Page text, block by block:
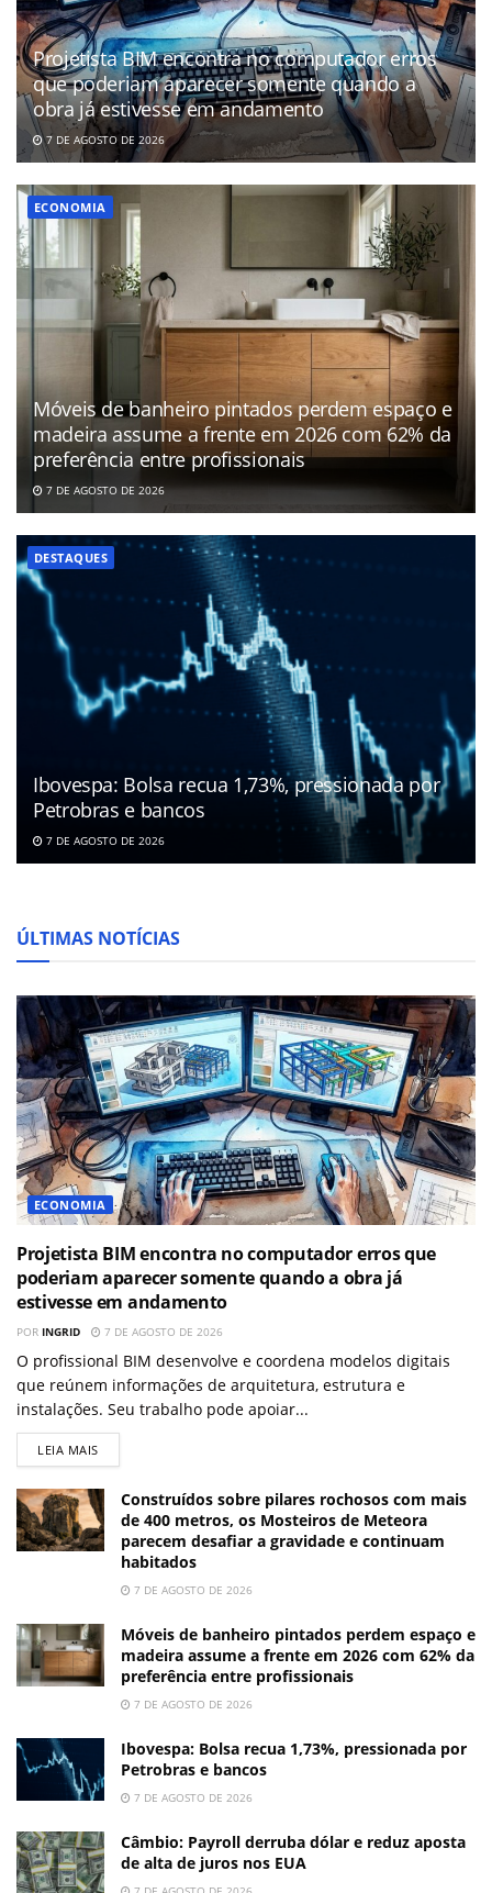
Projetista BIM encontra no computador erros
que poderiam aparecer somente quando a
obra já estivesse em andamento
7 DE AGOSTO DE 2026
ECONOMIA
Móveis de banheiro pintados perdem espaço e
madeira assume a frente em 2026 com 62% da
preferência entre profissionais
7 DE AGOSTO DE 2026
DESTAQUES
Ibovespa: Bolsa recua 1,73%, pressionada por
Petrobras e bancos
7 DE AGOSTO DE 2026
ÚLTIMAS NOTÍCIAS
ECONOMIA
Projetista BIM encontra no computador erros que
poderiam aparecer somente quando a obra já
estivesse em andamento
POR INGRID 7 DE AGOSTO DE 2026
O profissional BIM desenvolve e coordena modelos digitais
que reúnem informações de arquitetura, estrutura e
instalações. Seu trabalho pode apoiar...
LEIA MAIS
Construídos sobre pilares rochosos com mais
de 400 metros, os Mosteiros de Meteora
parecem desafiar a gravidade e continuam
habitados
7 DE AGOSTO DE 2026
Móveis de banheiro pintados perdem espaço e
madeira assume a frente em 2026 com 62% da
preferência entre profissionais
7 DE AGOSTO DE 2026
Ibovespa: Bolsa recua 1,73%, pressionada por
Petrobras e bancos
7 DE AGOSTO DE 2026
Câmbio: Payroll derruba dólar e reduz aposta
de alta de juros nos EUA